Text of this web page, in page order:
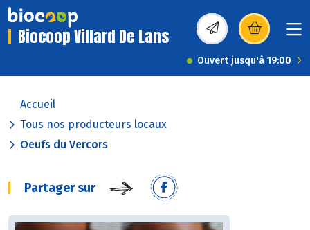
Biocoop Villard De Lans (s’ouvre dans une
Ouvert jusqu'à 19:00
Accueil
Tous nos producteurs locaux
Oeufs du Vercors
Partager sur